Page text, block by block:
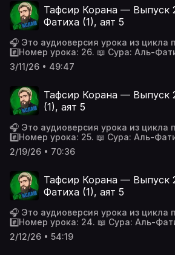
Тафсир Корана — Выпуск
Фатиха (1), аят 5
🎧 Это аудиоверсия урока из цикла
#️⃣Номер урока: 26. 📖 Сура: Аль-
3/11/26 • 49:47
Тафсир Корана — Выпуск
(1), аят 5
🎧 Это аудиоверсия урока из цикла
#️⃣Номер урока: 25. 📖 Сура: Аль-
2/19/26 • 70:36
Тафсир Корана — Выпуск
Фатиха (1), аят 5
🎧 Это аудиоверсия урока из цикла
#️⃣Номер урока: 24. 📖 Сура: Аль-
2/12/26 • 54:19